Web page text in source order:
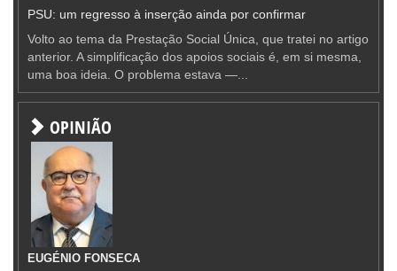
PSU: um regresso à inserção ainda por confirmar
Volto ao tema da Prestação Social Única, que tratei no artigo
anterior. A simplificação dos apoios sociais é, em si mesma,
uma boa ideia. O problema estava —...
OPINIÃO
EUGÉNIO FONSECA